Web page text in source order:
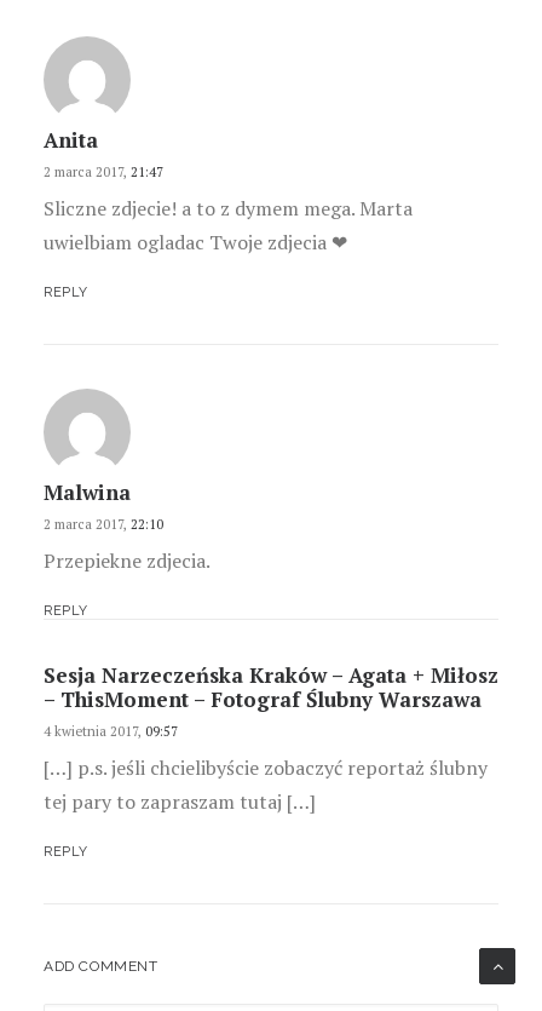
Anita
2 marca 2017, 21:47
Sliczne zdjecie! a to z dymem mega. Marta
uwielbiam ogladac Twoje zdjecia ❤
REPLY
Malwina
2 marca 2017, 22:10
Przepiekne zdjecia.
REPLY
Sesja Narzeczeńska Kraków – Agata + Miłosz
– ThisMoment – Fotograf Ślubny Warszawa
4 kwietnia 2017, 09:57
[…] p.s. jeśli chcielibyście zobaczyć reportaż ślubny
tej pary to zapraszam tutaj […]
REPLY
ADD COMMENT